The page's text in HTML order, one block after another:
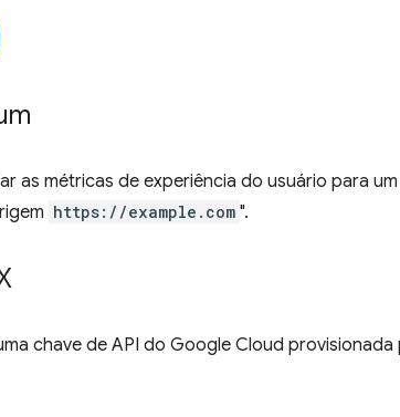
as métricas de experiência do usuário para um
https://example.com ".
chave de API do Google Cloud provisionada